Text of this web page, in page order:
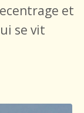
et
se vit